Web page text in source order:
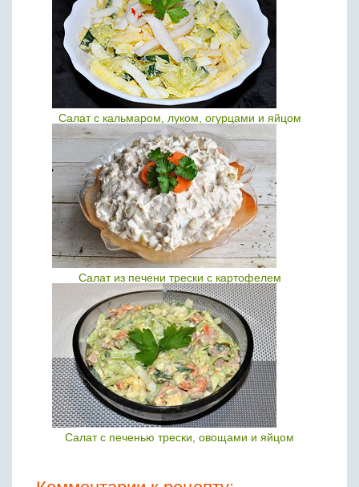
Салат с кальмаром, луком, огурцами и яйцом
Салат из печени трески с картофелем
Салат с печенью трески, овощами и яйцом